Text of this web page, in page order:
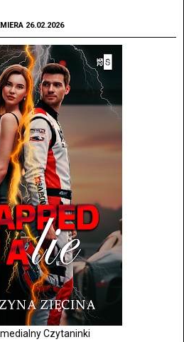
26.02.2026
Czytaninki